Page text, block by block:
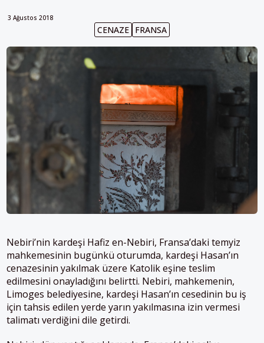
3 Ağustos 2018
CENAZE FRANSA
Nebiri’nin kardeşi Hafiz en-Nebiri, Fransa’daki temyiz
mahkemesinin bugünkü oturumda, kardeşi Hasan’ın
cenazesinin yakılmak üzere Katolik eşine teslim
edilmesini onayladığını belirtti. Nebiri, mahkemenin,
Limoges belediyesine, kardeşi Hasan’ın cesedinin bu iş
için tahsis edilen yerde yarın yakılmasına izin vermesi
talimatı verdiğini dile getirdi.